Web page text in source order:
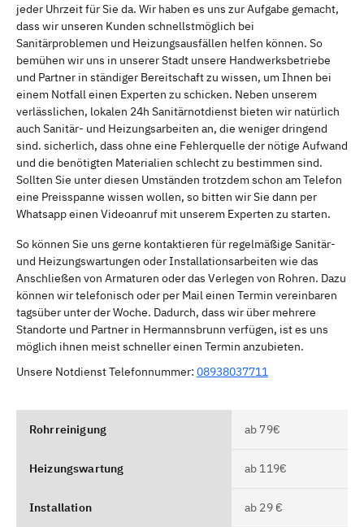
jeder Uhrzeit für Sie da. Wir haben es uns zur Aufgabe gemacht,
dass wir unseren Kunden schnellstmöglich bei
Sanitärproblemen und Heizungsausfällen helfen können. So
bemühen wir uns in unserer Stadt unsere Handwerksbetriebe
und Partner in ständiger Bereitschaft zu wissen, um Ihnen bei
einem Notfall einen Experten zu schicken. Neben unserem
verlässlichen, lokalen 24h Sanitärnotdienst bieten wir natürlich
auch Sanitär- und Heizungsarbeiten an, die weniger dringend
sind. sicherlich, dass ohne eine Fehlerquelle der nötige Aufwand
und die benötigten Materialien schlecht zu bestimmen sind.
Sollten Sie unter diesen Umständen trotzdem schon am Telefon
eine Preisspanne wissen wollen, so bitten wir Sie dann per
Whatsapp einen Videoanruf mit unserem Experten zu starten.
So können Sie uns gerne kontaktieren für regelmäßige Sanitär-
und Heizungswartungen oder Installationsarbeiten wie das
Anschließen von Armaturen oder das Verlegen von Rohren. Dazu
können wir telefonisch oder per Mail einen Termin vereinbaren
tagsüber unter der Woche. Dadurch, dass wir über mehrere
Standorte und Partner in Hermannsbrunn verfügen, ist es uns
möglich ihnen meist schneller einen Termin anzubieten.
Unsere Notdienst Telefonnummer: 08938037711
Rohrreinigung ab 79€
Heizungswartung ab 119€
Installation ab 29 €